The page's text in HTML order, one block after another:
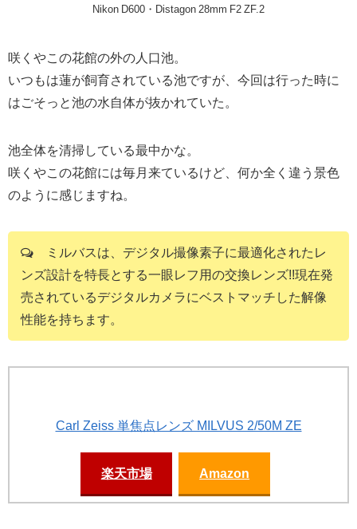
Nikon D600・Distagon 28mm F2 ZF.2
咲くやこの花館の外の人口池。
いつもは蓮が飼育されている池ですが、今回は行った時に
はごそっと池の水自体が抜かれていた。
池全体を清掃している最中かな。
咲くやこの花館には毎月来ているけど、何か全く違う景色
のように感じますね。
ミルバスは、デジタル撮像素子に最適化されたレ
ンズ設計を特長とする一眼レフ用の交換レンズ!!現在発
売されているデジタルカメラにベストマッチした解像
性能を持ちます。
Carl Zeiss 単焦点レンズ MILVUS 2/50M ZE
楽天市場 Amazon